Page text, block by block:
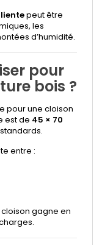
peut être
les
d’humidité.
pour
bois ?
pour une cloison
est de 45 × 70
entre :
gagne en